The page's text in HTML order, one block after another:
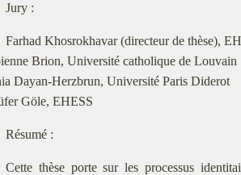
Jury :
Farhad Khosrokhavar (directeur de thèse),
Brion, Université catholique de Louvain
Dayan-Herzbrun, Université Paris Diderot
Göle, EHESS
Résumé :
Cette thèse porte sur les processus